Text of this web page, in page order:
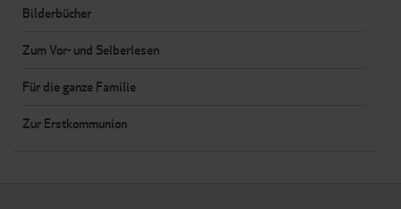
Bilderbücher
Zum Vor- und Selberlesen
Für die ganze Familie
Zur Erstkommunion